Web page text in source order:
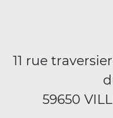
11 rue
59650